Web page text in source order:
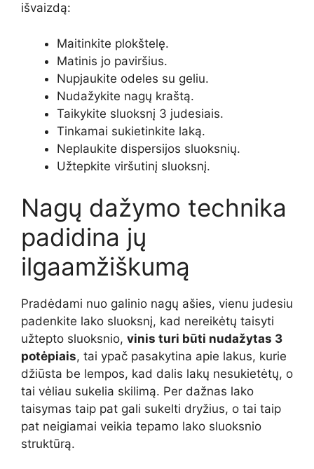
išvaizdą:
Maitinkite plokštelę.
Matinis jo paviršius.
Nupjaukite odeles su geliu.
Nudažykite nagų kraštą.
Taikykite sluoksnį 3 judesiais.
Tinkamai sukietinkite laką.
Neplaukite dispersijos sluoksnių.
Užtepkite viršutinį sluoksnį.
Nagų dažymo technika
padidina jų
ilgaamžiškumą
Pradėdami nuo galinio nagų ašies, vienu judesiu
padenkite lako sluoksnį, kad nereikėtų taisyti
užtepto sluoksnio, vinis turi būti nudažytas 3
potėpiais, tai ypač pasakytina apie lakus, kurie
džiūsta be lempos, kad dalis lakų nesukietėtų, o
tai vėliau sukelia skilimą. Per dažnas lako
taisymas taip pat gali sukelti dryžius, o tai taip
pat neigiamai veikia tepamo lako sluoksnio
struktūrą.